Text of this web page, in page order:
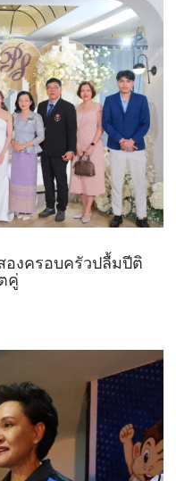
งครอบครัวปลื้มปีติ
คู่